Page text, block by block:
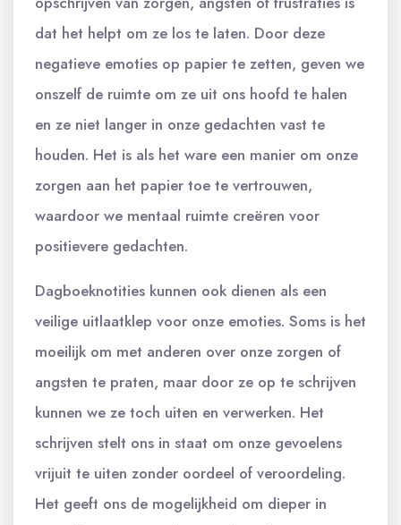
dat het helpt om ze los te laten. Door deze
negatieve emoties op papier te zetten, geven we
onszelf de ruimte om ze uit ons hoofd te halen
en ze niet langer in onze gedachten vast te
houden. Het is als het ware een manier om onze
zorgen aan het papier toe te vertrouwen,
waardoor we mentaal ruimte creëren voor
positievere gedachten.
Dagboeknotities kunnen ook dienen als een
veilige uitlaatklep voor onze emoties. Soms is het
moeilijk om met anderen over onze zorgen of
angsten te praten, maar door ze op te schrijven
kunnen we ze toch uiten en verwerken. Het
schrijven stelt ons in staat om onze gevoelens
vrijuit te uiten zonder oordeel of veroordeling.
Het geeft ons de mogelijkheid om dieper in